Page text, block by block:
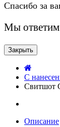
Спасибо за
Мы ответим
Закрыть
C
Свитшот
Описание